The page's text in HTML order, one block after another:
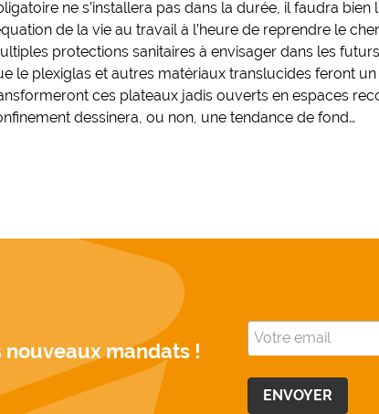
ne s’installera pas dans la durée, il faudra
de la vie au travail à l’heure de reprendre le
protections sanitaires à envisager dans les
le plexiglas et autres matériaux translucides feront
ces plateaux jadis ouverts en espaces
dessinera, ou non, une tendance de fond…
nouveaux mandats !